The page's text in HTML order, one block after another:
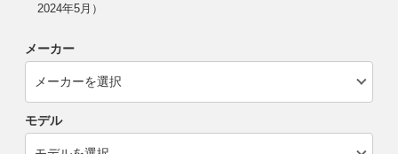
2024年5月）
メーカー
モデル